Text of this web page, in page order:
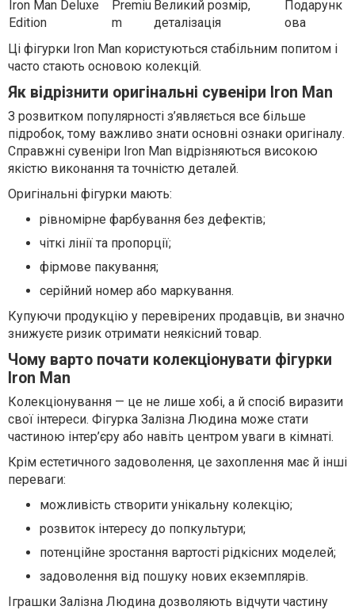
Iron Man Deluxe
Edition
Premiu
m
Великий розмір,
деталізація
Подарунк
ова
Ці фігурки Iron Man користуються стабільним попитом і
часто стають основою колекцій.
Як відрізнити оригінальні сувеніри Iron Man
З розвитком популярності з’являється все більше
підробок, тому важливо знати основні ознаки оригіналу.
Справжні сувеніри Iron Man відрізняються високою
якістю виконання та точністю деталей.
Оригінальні фігурки мають:
рівномірне фарбування без дефектів;
чіткі лінії та пропорції;
фірмове пакування;
серійний номер або маркування.
Купуючи продукцію у перевірених продавців, ви значно
знижуєте ризик отримати неякісний товар.
Чому варто почати колекціонувати фігурки
Iron Man
Колекціонування — це не лише хобі, а й спосіб виразити
свої інтереси. Фігурка Залізна Людина може стати
частиною інтер’єру або навіть центром уваги в кімнаті.
Крім естетичного задоволення, це захоплення має й інші
переваги:
можливість створити унікальну колекцію;
розвиток інтересу до попкультури;
потенційне зростання вартості рідкісних моделей;
задоволення від пошуку нових екземплярів.
Іграшки Залізна Людина дозволяють відчути частину